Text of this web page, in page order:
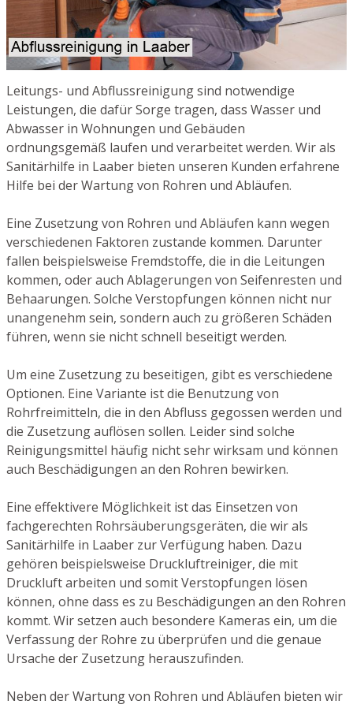
Leitungs- und Abflussreinigung sind notwendige
Leistungen, die dafür Sorge tragen, dass Wasser und
Abwasser in Wohnungen und Gebäuden
ordnungsgemäß laufen und verarbeitet werden. Wir als
Sanitärhilfe in Laaber bieten unseren Kunden erfahrene
Hilfe bei der Wartung von Rohren und Abläufen.
Eine Zusetzung von Rohren und Abläufen kann wegen
verschiedenen Faktoren zustande kommen. Darunter
fallen beispielsweise Fremdstoffe, die in die Leitungen
kommen, oder auch Ablagerungen von Seifenresten und
Behaarungen. Solche Verstopfungen können nicht nur
unangenehm sein, sondern auch zu größeren Schäden
führen, wenn sie nicht schnell beseitigt werden.
Um eine Zusetzung zu beseitigen, gibt es verschiedene
Optionen. Eine Variante ist die Benutzung von
Rohrfreimitteln, die in den Abfluss gegossen werden und
die Zusetzung auflösen sollen. Leider sind solche
Reinigungsmittel häufig nicht sehr wirksam und können
auch Beschädigungen an den Rohren bewirken.
Eine effektivere Möglichkeit ist das Einsetzen von
fachgerechten Rohrsäuberungsgeräten, die wir als
Sanitärhilfe in Laaber zur Verfügung haben. Dazu
gehören beispielsweise Druckluftreiniger, die mit
Druckluft arbeiten und somit Verstopfungen lösen
können, ohne dass es zu Beschädigungen an den Rohren
kommt. Wir setzen auch besondere Kameras ein, um die
Verfassung der Rohre zu überprüfen und die genaue
Ursache der Zusetzung herauszufinden.
Neben der Wartung von Rohren und Abläufen bieten wir